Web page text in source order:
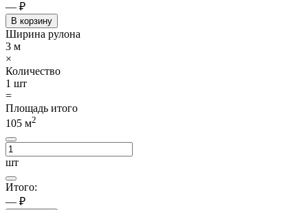
— ₽
В корзину
Ширина рулона
3 м
×
Количество
1 шт
=
Площадь итого
105 м2
шт
Итого:
— ₽